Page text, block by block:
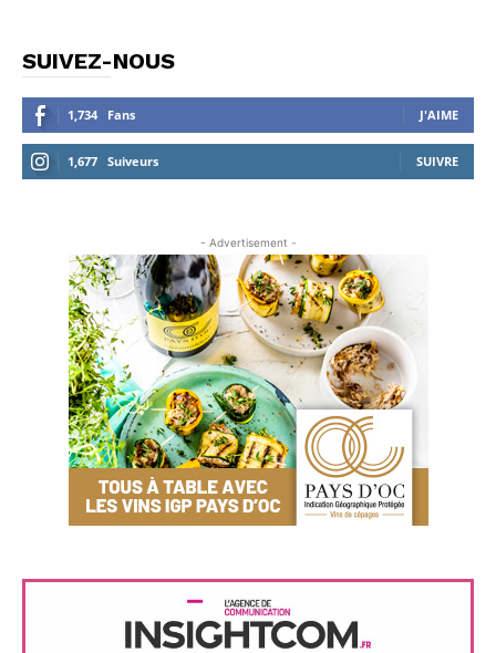
SUIVEZ-NOUS
1,734 Fans J'AIME
1,677 Suiveurs SUIVRE
- Advertisement -